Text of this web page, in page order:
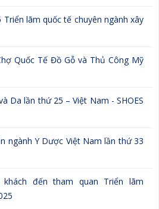
Triển lãm quốc tế chuyên ngành xây
Quốc Tế Đồ Gỗ và Thủ Công Mỹ
Da lần thứ 25 – Việt Nam - SHOES
ngành Y Dược Việt Nam lần thứ 33
đến tham quan Triển lãm